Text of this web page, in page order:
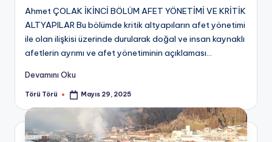
Ahmet ÇOLAK İKİNCİ BÖLÜM AFET YÖNETİMİ VE KRİTİK
ALTYAPILAR Bu bölümde kritik altyapıların afet yönetimi
ile olan ilişkisi üzerinde durularak doğal ve insan kaynaklı
afetlerin ayrımı ve afet yönetiminin açıklaması...
Devamını Oku
Posted
Törü Törü Mayıs 29, 2025